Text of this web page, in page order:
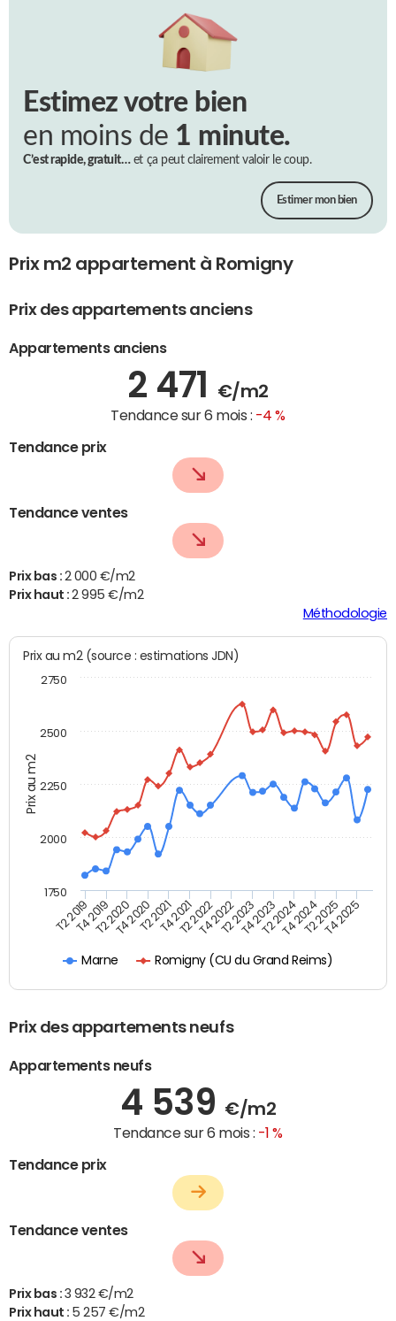
Estimez votre bien
en moins de 1 minute.
C’est rapide, gratuit…et ça peut clairement valoir le coup.
Estimer mon bien
Prix m2 appartement à Romigny
Prix des appartements anciens
Appartements anciens
2 471 €/m2
Tendance sur 6 mois : -4 %
Tendance prix
Tendance ventes
Prix bas : 2 000 €/m2
Prix haut :2 995 €/m2
Méthodologie
Prix au m2
Prix au m2 (source : estimations JDN)
Marne Romigny (CU du Grand Reims)
T2 2019T4 2019T2 2020T4 2020T2 2021T4 2021T2 2022T4 2022T2 2023T4 2023T2 2024T4 2024T2 2025T4 2025
1750
2000
2250
2500
2750
Prix des appartements neufs
Appartements neufs
4 539 €/m2
Tendance sur 6 mois : -1 %
Tendance prix
Tendance ventes
Prix bas : 3 932 €/m2
Prix haut : 5 257 €/m2